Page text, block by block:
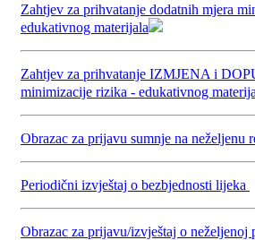
Zahtjev za prihvatanje dodatnih mjera
edukativnog materijala
Zahtjev za prihvatanje IZMJENA i
minimizacije rizika - edukativnog
Obrazac za prijavu sumnje na neželjenu
Periodični izvještaj o bezbjednosti lijeka
Obrazac za prijavu/izvještaj o neželjenoj